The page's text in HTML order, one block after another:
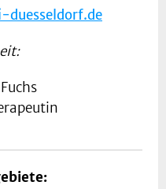
duesseldorf.de